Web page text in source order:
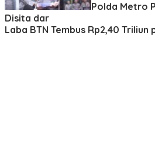
Polda Metro
Disita dar
Laba BTN Tembus Rp2,40